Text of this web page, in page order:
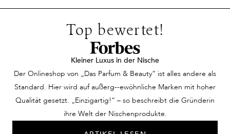
Top bewertet!
Kleiner Luxus in der Nische
Der Onlineshop von „Das Parfum & Beauty“ ist alles andere als
Standard. Hier wird auf außerg--ewöhnliche Marken mit hoher
Qualität gesetzt. „Einzigartig!“ – so beschreibt die Gründerin
ihre Welt der Nischenprodukte.